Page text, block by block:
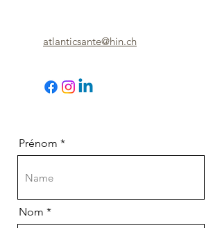
atlanticsante@hin.ch
Prénom
Nom